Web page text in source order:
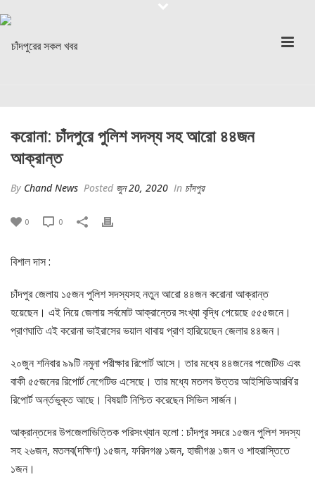
করোনা: চাঁদপুরে পুলিশ সদস্য সহ আরো ৪৪জন
আক্রান্ত
By Chand News Posted জুন 20, 2020 In চাঁদপুর
0 0
বিশাল দাস :
চাঁদপুর জেলায় ১৫জন পুলিশ সদস্যসহ নতুন আরো ৪৪জন করোনা আক্রান্ত
হয়েছেন। এই নিয়ে জেলায় সর্বমোট আক্রান্তের সংখ্যা বৃদ্ধি পেয়েছে ৫৫৫জনে।
প্রাণঘাতি এই করোনা ভাইরাসের ভয়াল থাবায় প্রাণ হারিয়েছেন জেলার ৪৪জন।
২০জুন শনিবার ৯৯টি নমুনা পরীক্ষার রিপোর্ট আসে। তার মধ্যে ৪৪জনের পজেটিভ এবং
বাকী ৫৫জনের রিপোর্ট নেগেটিভ এসেছে। তার মধ্যে মতলব উত্তর আইসিডিআরবি’র
রিপোর্ট অর্ন্তভুক্ত আছে। বিষয়টি নিশ্চিত করেছেন সিভিল সার্জন।
আক্রান্তদের উপজেলাভিত্তিক পরিসংখ্যান হলো : চাঁদপুর সদরে ১৫জন পুলিশ সদস্য
সহ ২৬জন, মতলব(দক্ষিণ) ১৫জন, ফরিদগঞ্জ ১জন, হাজীগঞ্জ ১জন ও শাহরাস্তিতে
১জন।